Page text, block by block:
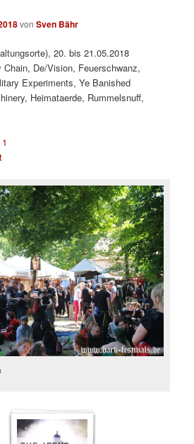
vonSven Bähr
20. bis 21.05.2018
De/Vision, Feuerschwanz,
Experiments, Ye Banished
Heimataerde, Rummelsnuff,